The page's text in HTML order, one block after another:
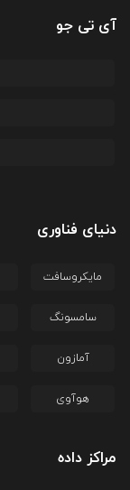
آی تی جو
دنیای فناوری
مایکروسافت
سامسونگ
آمازون
هوآوی
مراکز داده